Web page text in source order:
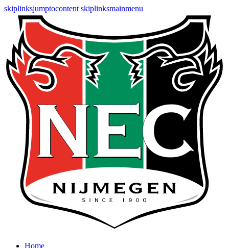
skiplinksjumptocontent skiplinksmainmenu
Home